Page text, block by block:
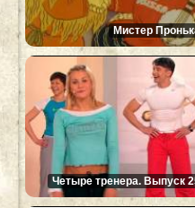
Мистер
Четыре тренера. Выпуск